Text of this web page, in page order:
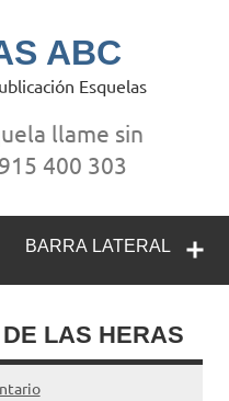
ABC
Esquelas
llame sin
400 303
BARRA LATERAL
LAS HERAS